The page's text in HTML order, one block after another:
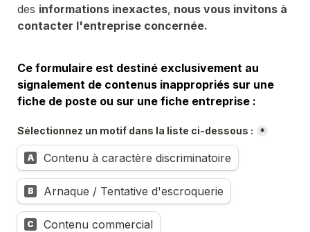
des informations inexactes, nous vous invitons à
contacter l'entreprise concernée.
Ce formulaire est destiné exclusivement au
signalement de contenus inappropriés sur une
fiche de poste ou sur une fiche entreprise :
Sélectionnez un motif dans la liste ci-dessous : *
A Contenu à caractère discriminatoire
B Arnaque / Tentative d'escroquerie
C Contenu commercial